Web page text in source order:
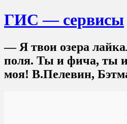
ГИС — сервисы
— Я твои озера
поля. Ты и фича, ты и
моя! В.Пелевин,